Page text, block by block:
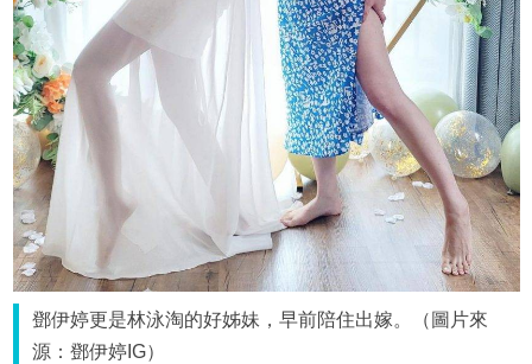
鄧伊婷更是林泳淘的好姊妹，早前陪住出嫁。（圖片來
源：鄧伊婷IG）